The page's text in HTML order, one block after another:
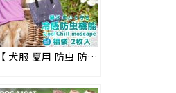
【 犬服 夏用 防虫 防蚊 ひんやり 冷感 暑さ対策 】iDogの防虫機能とひんやり快適機能を気軽にお試し！ MOSCAPE（モスケイプ）&COOL Chill（クールチル） お試し福袋 2枚入り好評販売中!! #194